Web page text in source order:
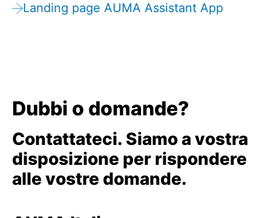
Landing page AUMA Assistant App
Dubbi o domande?
Contattateci. Siamo a vostra
disposizione per rispondere
alle vostre domande.